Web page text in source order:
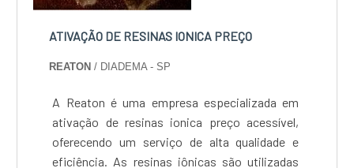
resinas, oferecendo soluções personalizadas e
eficientes para atender às necessidades de
regeneração de resinas de qualidade e
ATIVAÇÃO DE RESINAS IONICA PREÇO
REATON/ DIADEMA - SP
A Reaton é uma empresa especializada em
ativação de resinas ionica preço acessível,
oferecendo um serviço de alta qualidade e
eficiência. As resinas iônicas são utilizadas